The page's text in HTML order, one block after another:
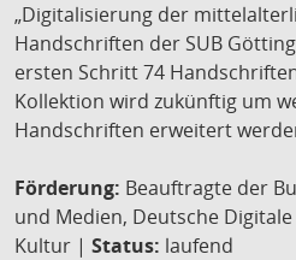
„Digitalisierung der
Handschriften der SUB
ersten Schritt 74
Kollektion wird zukünftig um
Handschriften erweitert
Förderung: Beauftragte der
und Medien, Deutsche
Kultur | Status: laufend